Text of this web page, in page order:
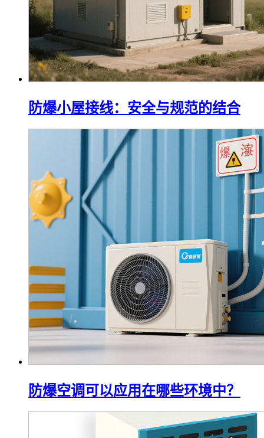
防爆小屋接线：安全与规范的结合
防爆空调可以应用在哪些环境中？